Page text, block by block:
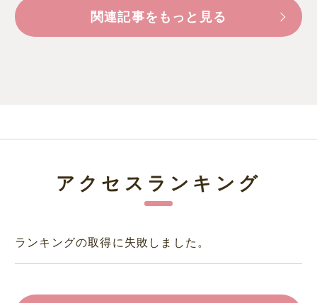
関連記事をもっと見る
アクセスランキング
ランキングの取得に失敗しました。